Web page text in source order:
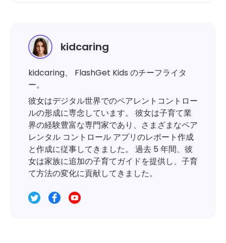
kidcaring
kidcaring、 FlashGet Kids のチーフライタ
ー。
彼女はデジタル世界でのペアレントコントロー
ルの形成に専念しています。 彼女は子育て業
界の経験豊富な専門家であり、さまざまなペア
レンタル コントロール アプリのレポート作成
と作成に従事してきました。 過去 5 年間、彼
女は家族に追加の子育てガイドを提供し、子育
て方法の変化に貢献してきました。